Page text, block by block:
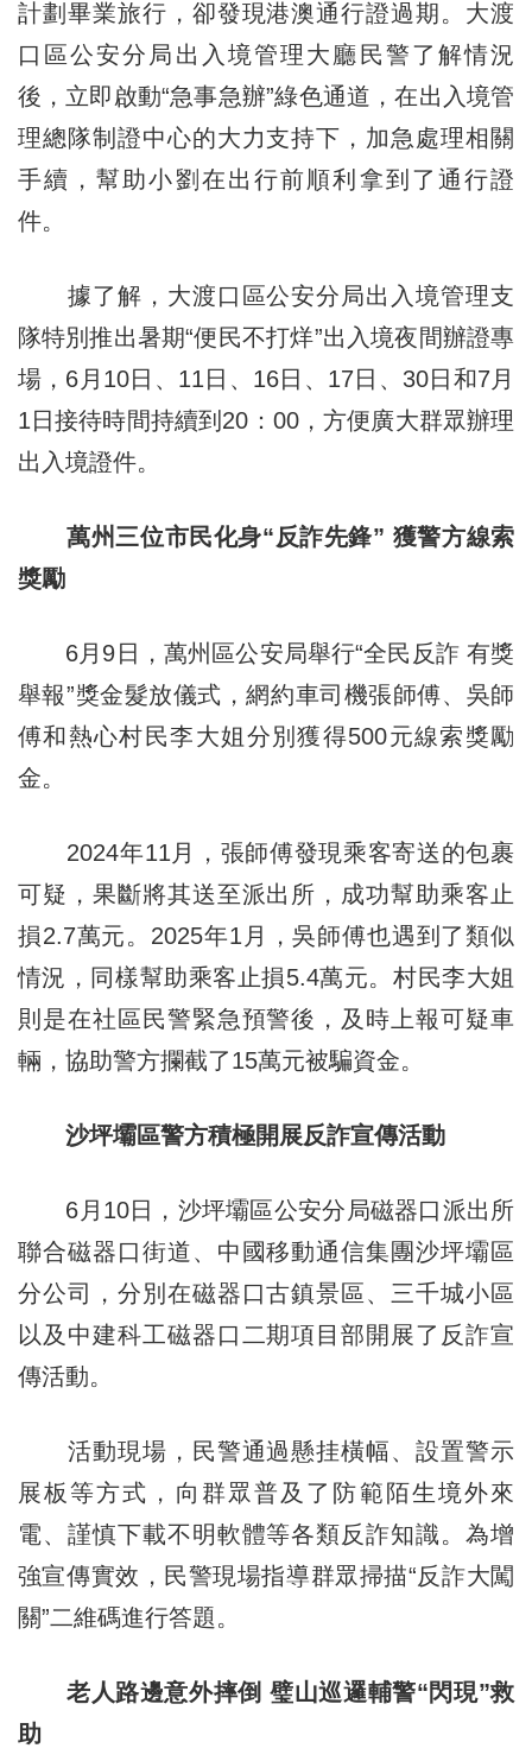
計劃畢業旅行，卻發現港澳通行證過期。大渡
口區公安分局出入境管理大廳民警了解情況
後，立即啟動“急事急辦”綠色通道，在出入境管
理總隊制證中心的大力支持下，加急處理相關
手續，幫助小劉在出行前順利拿到了通行證
件。
據了解，大渡口區公安分局出入境管理支
隊特別推出暑期“便民不打烊”出入境夜間辦證專
場，6月10日、11日、16日、17日、30日和7月
1日接待時間持續到20：00，方便廣大群眾辦理
出入境證件。
萬州三位市民化身“反詐先鋒” 獲警方線索
獎勵
6月9日，萬州區公安局舉行“全民反詐 有獎
舉報”獎金髮放儀式，網約車司機張師傅、吳師
傅和熱心村民李大姐分別獲得500元線索獎勵
金。
2024年11月，張師傅發現乘客寄送的包裹
可疑，果斷將其送至派出所，成功幫助乘客止
損2.7萬元。2025年1月，吳師傅也遇到了類似
情況，同樣幫助乘客止損5.4萬元。村民李大姐
則是在社區民警緊急預警後，及時上報可疑車
輛，協助警方攔截了15萬元被騙資金。
沙坪壩區警方積極開展反詐宣傳活動
6月10日，沙坪壩區公安分局磁器口派出所
聯合磁器口街道、中國移動通信集團沙坪壩區
分公司，分別在磁器口古鎮景區、三千城小區
以及中建科工磁器口二期項目部開展了反詐宣
傳活動。
活動現場，民警通過懸挂橫幅、設置警示
展板等方式，向群眾普及了防範陌生境外來
電、謹慎下載不明軟體等各類反詐知識。為增
強宣傳實效，民警現場指導群眾掃描“反詐大闖
關”二維碼進行答題。
老人路邊意外摔倒 璧山巡邏輔警“閃現”救
助